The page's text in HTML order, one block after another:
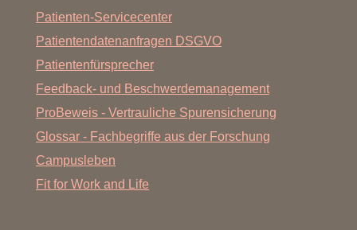
Patienten-Servicecenter
Patientendatenanfragen DSGVO
Patientenfürsprecher
Feedback- und Beschwerdemanagement
ProBeweis - Vertrauliche Spurensicherung
Glossar - Fachbegriffe aus der Forschung
Campusleben
Fit for Work and Life